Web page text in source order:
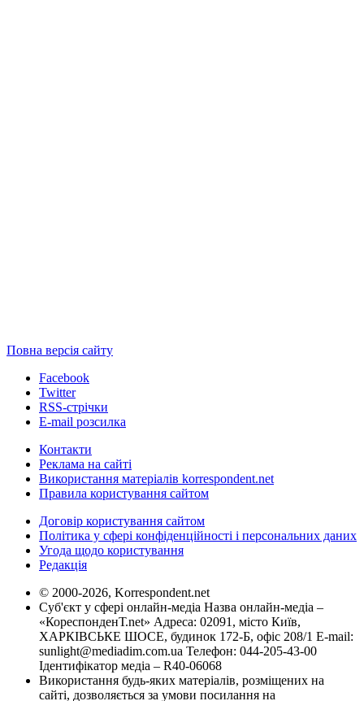
Повна версія сайту
Facebook
Twitter
RSS-стрічки
E-mail розсилка
Контакти
Реклама на сайті
Використання матеріалів korrespondent.net
Правила користування сайтом
Договір користування сайтом
Політика у сфері конфіденційності і персональних даних
Угода щодо користування
Редакція
© 2000-2026, Korrespondent.net
Суб'єкт у сфері онлайн-медіа Назва онлайн-медіа –
«КореспонденТ.net» Адреса: 02091, місто Київ,
ХАРКІВСЬКЕ ШОСЕ, будинок 172-Б, офіс 208/1 E-mail:
sunlight@mediadim.com.ua Телефон: 044-205-43-00
Ідентифікатор медіа – R40-06068
Використання будь-яких матеріалів, розміщених на
сайті, дозволяється за умови посилання на